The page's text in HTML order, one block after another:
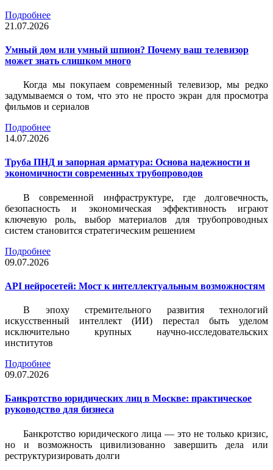
Подробнее
21.07.2026
Умный дом или умный шпион? Почему ваш телевизор
может знать слишком много
Когда мы покупаем современный телевизор, мы редко
задумываемся о том, что это не просто экран для просмотра
фильмов и сериалов
Подробнее
14.07.2026
Труба ПНД и запорная арматура: Основа надежности и
экономичности современных трубопроводов
В современной инфраструктуре, где долговечность,
безопасность и экономическая эффективность играют
ключевую роль, выбор материалов для трубопроводных
систем становится стратегическим решением
Подробнее
09.07.2026
API нейросетей: Мост к интеллектуальным возможностям
В эпоху стремительного развития технологий
искусственный интеллект (ИИ) перестал быть уделом
исключительно крупных научно-исследовательских
институтов
Подробнее
09.07.2026
Банкротство юридических лиц в Москве: практическое
руководство для бизнеса
Банкротство юридического лица — это не только кризис,
но и возможность цивилизованно завершить дела или
реструктуризировать долги